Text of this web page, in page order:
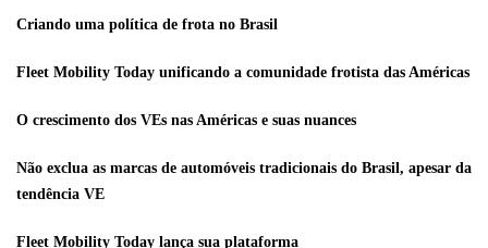
Criando uma política de frota no Brasil
Fleet Mobility Today unificando a comunidade frotista das Américas
O crescimento dos VEs nas Américas e suas nuances
Não exclua as marcas de automóveis tradicionais do Brasil, apesar da
tendência VE
Fleet Mobility Today lança sua plataforma